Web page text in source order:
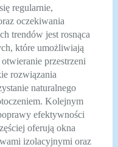
regularnie,
oczekiwania
trendów jest rosnąca
które umożliwiają
przestrzeni
rozwiązania
naturalnego
Kolejnym
efektywności
oferują okna
izolacyjnymi oraz